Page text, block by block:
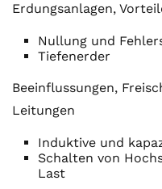
Erdungsanlagen,
Nullung und
Tiefenerder
Beeinflussungen,
Leitungen
Induktive und
Schalten von
Last